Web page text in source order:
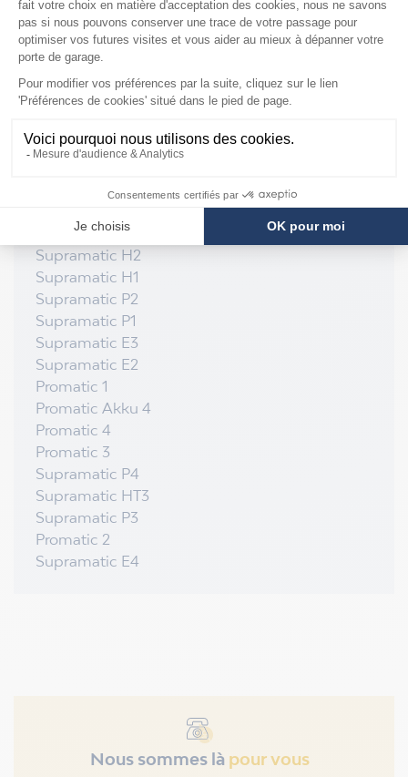
COMPATIBILITÉ
Moteur Hörmann
Supramatic E1
Promatic Akku 3
Promatic Akku 1
Supramatic H2
Supramatic H1
Supramatic P2
Supramatic P1
Supramatic E3
Supramatic E2
Promatic 1
Promatic Akku 4
Promatic 4
Promatic 3
Supramatic P4
Supramatic HT3
Supramatic P3
Promatic 2
Supramatic E4
Nous sommes là pour vous